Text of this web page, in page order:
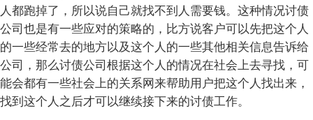
人都跑掉了，所以说自己就找不到人需要钱。这种情况讨债
公司也是有一些应对的策略的，比方说客户可以先把这个人
的一些经常去的地方以及这个人的一些其他相关信息告诉给
公司，那么讨债公司根据这个人的情况在社会上去寻找，可
能会都有一些社会上的关系网来帮助用户把这个人找出来，
找到这个人之后才可以继续接下来的讨债工作。